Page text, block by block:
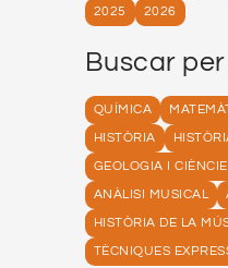
2025
2026
Buscar
QUÍMICA
HISTÒRIA
GEOLOGIA I
ANÀLISI MUSICAL
HISTÒRIA DE LA
TÈCNIQUES